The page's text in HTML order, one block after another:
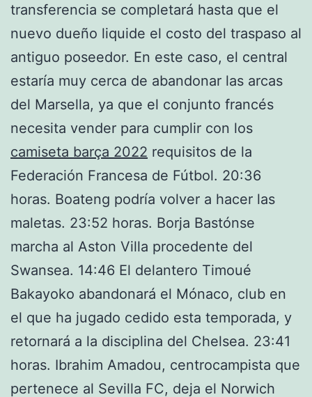
transferencia se completará hasta que el
nuevo dueño liquide el costo del traspaso al
antiguo poseedor. En este caso, el central
estaría muy cerca de abandonar las arcas
del Marsella, ya que el conjunto francés
necesita vender para cumplir con los
camiseta barça 2022 requisitos de la
Federación Francesa de Fútbol. 20:36
horas. Boateng podría volver a hacer las
maletas. 23:52 horas. Borja Bastónse
marcha al Aston Villa procedente del
Swansea. 14:46 El delantero Timoué
Bakayoko abandonará el Mónaco, club en
el que ha jugado cedido esta temporada, y
retornará a la disciplina del Chelsea. 23:41
horas. Ibrahim Amadou, centrocampista que
pertenece al Sevilla FC, deja el Norwich